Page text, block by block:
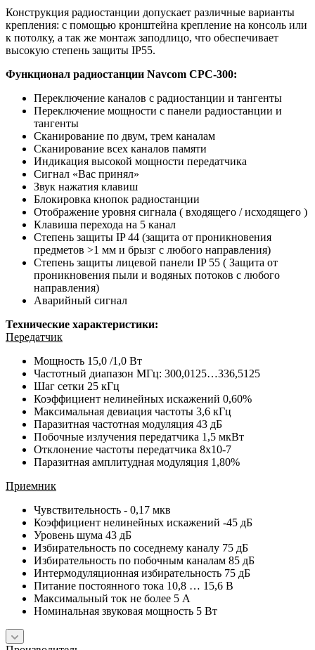
Конструкция радиостанции допускает различные варианты
крепления: с помощью кронштейна крепление на консоль или
к потолку, а так же монтаж заподлицо, что обеспечивает
высокую степень защиты IP55.
Функционал радиостанции Navcom CPC-300:
Переключение каналов с радиостанции и тангенты
Переключение мощности с панели радиостанции и
тангенты
Сканирование по двум, трем каналам
Сканирование всех каналов памяти
Индикация высокой мощности передатчика
Сигнал «Вас принял»
Звук нажатия клавиш
Блокировка кнопок радиостанции
Отображение уровня сигнала ( входящего / исходящего )
Клавиша перехода на 5 канал
Степень защиты IP 44 (защита от проникновения
предметов >1 мм и брызг с любого направления)
Степень защиты лицевой панели IP 55 ( Защита от
проникновения пыли и водяных потоков с любого
направления)
Аварийный сигнал
Технические характеристики:
Передатчик
Мощность 15,0 /1,0 Вт
Частотный диапазон МГц: 300,0125…336,5125
Шаг сетки 25 кГц
Коэффициент нелинейных искажений 0,60%
Максимальная девиация частоты 3,6 кГц
Паразитная частотная модуляция 43 дБ
Побочные излучения передатчика 1,5 мкВт
Отклонение частоты передатчика 8x10-7
Паразитная амплитудная модуляция 1,80%
Приемник
Чувствительность - 0,17 мкв
Коэффициент нелинейных искажений -45 дБ
Уровень шума 43 дБ
Избирательность по соседнему каналу 75 дБ
Избирательность по побочным каналам 85 дБ
Интермодуляционная избирательность 75 дБ
Питание постоянного тока 10,8 … 15,6 В
Максимальный ток не более 5 А
Номинальная звуковая мощность 5 Вт